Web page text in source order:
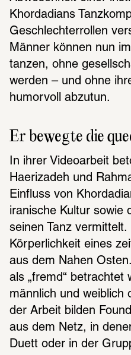
Khordadians
Geschlechterrollen
Männer können nun
tanzen, ohne
werden – und ohne
humorvoll abzutun.
Er bewegte die
In ihrer Videoarbeit
Haerizadeh und
Einfluss von
iranische Kultur sowie
seinen Tanz
Körperlichkeit eines
aus dem Nahen
als „fremd“ betrachtet
männlich und weiblich
der Arbeit bilden
aus dem Netz, in
Duett oder in der